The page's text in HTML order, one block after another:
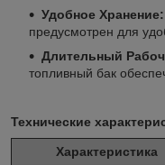
Удобное Хранение:
предусмотрен для
Длительный
топливный бак
Технические
Характеристика